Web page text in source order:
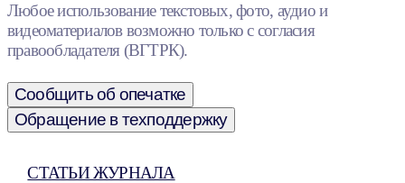
Любое использование текстовых, фото, аудио и
видеоматериалов возможно только с согласия
правообладателя (ВГТРК).
Сообщить об опечатке
Обращение в техподдержку
СТАТЬИ ЖУРНАЛА